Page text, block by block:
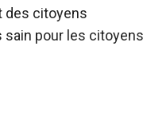
des citoyens
sain pour les citoyens